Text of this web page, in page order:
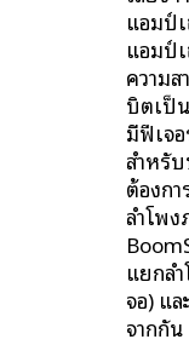
แอมป์
แอมป์
ความส
บิตเป็
มีฟีเจ
สำหรั
ต้องกา
ลำโพ
แยกล
จอ) แ
จากกัน